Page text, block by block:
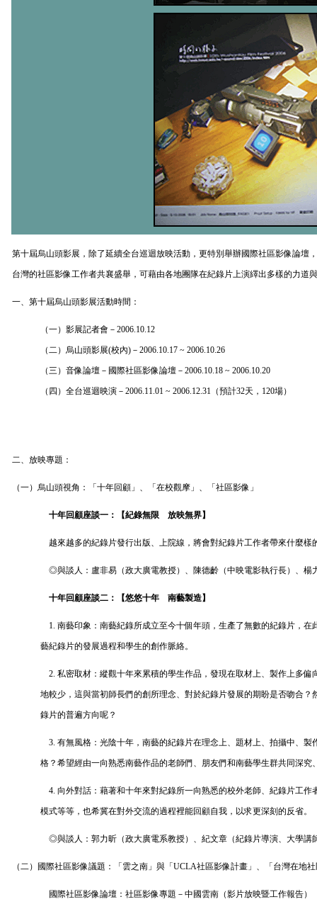
第十屆烏山頭影展，除了延續全台巡迴放映活動，更特別舉辦國際社區影像論壇
台灣的社區影像工作者共襄盛舉，可藉由各地團隊在紀錄片上演繹出多樣的力道
一、第十屆烏山頭影展活動時間：
（一）影展記者會－ 2006.10.12
（二）烏山頭影展(校內)－ 2006.10.17 ~ 2006.10.26
（三）音像論壇－國際社區影像論壇－ 2006.10.18 ~ 2006.10.20
（四）全台巡迴映演－ 2006.11.01 ~ 2006.12.31 （預計32天， 120場）
二、放映專題：
（一）烏山頭視角：「十年回顧」、「在校觀摩」、「社區影像」
十年回顧座談一：【紀錄無限 放映無界】
越來越多的紀錄片發行出版、上院線，將會對紀錄片工作者帶來什麼樣
◎與談人：盧非易（政大廣電教授）、陳德齡（中映電影執行長）、楊
十年回顧座談二：【悠悠十年 南藝製造】
1. 南藝印象：南藝紀錄所成立至今十個年頭，生產了無數的紀錄片
藝紀錄片的發展過程和學生的創作脈絡。
2. 私密取材：縱觀十年來累積的學生作品，發現在取材上、製作上
地較少，這與當初師長們的創所理念、對於紀錄片發展的期盼是否吻
錄片的普遍方向呢？
3. 有無風格：光陰十年，南藝的紀錄片在理念上、題材上、拍攝中
格？希望經由一向熟悉南藝作品的老師們、朋友們和南藝學生群共同
4. 向外對話：藉著和十年來對紀錄所一向熟悉的校外老師、紀錄片
模式等等，也希冀在對外交流的過程裡能回顧自我，以求更深刻的反省。
◎與談人：郭力昕（政大廣電系教授）、紀文章（紀錄片導演、大學
（二）國際社區影像議題：「雲之南」與「 UCLA社區影像計畫」、「台灣在地
國際社區影像論壇：社區影像專題－中國雲南（影片放映暨工作報告）